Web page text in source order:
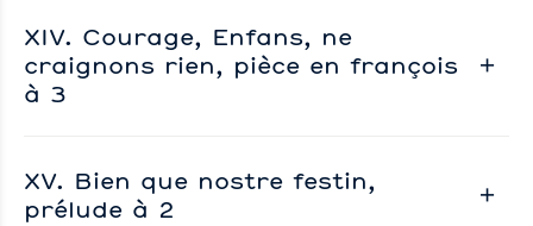
XIV. Courage, Enfans, ne
craignons rien, pièce en françois
à 3
XV. Bien que nostre festin,
prélude à 2